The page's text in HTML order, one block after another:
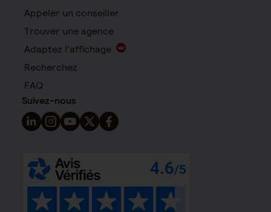
Appeler un conseiller
Trouver une agence
Adaptez l'affichage
Recherchez
FAQ
Suivez-nous
Suivez-nous sur LinkedIn - Nouvelle fenêtre
Suivez-nous sur Instagram - Nouvelle fenêtre
Suivez-nous sur YouTube - Nouvelle fenêtre
Suivez-nous sur X - Nouvelle fenêtre
Suivez-nous sur Facebook - Nouvelle